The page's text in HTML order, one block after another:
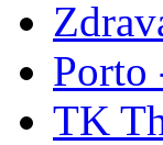
Porto
TK